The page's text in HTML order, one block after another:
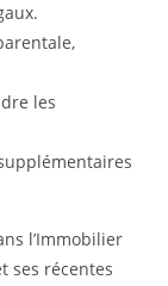
les
l’Immobilier
ses récentes